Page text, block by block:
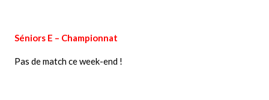
Séniors E – Championnat
Pas de match ce week-end !